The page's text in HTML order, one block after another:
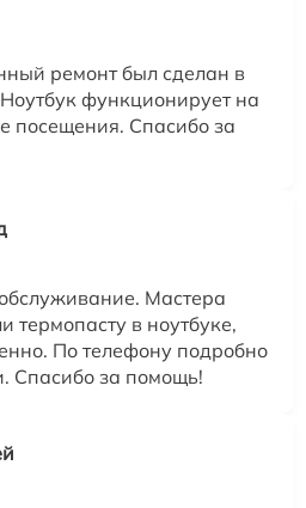
ремонт был сделан в
функционирует на
посещения. Спасибо за
Мастера
термопасту в ноутбуке,
По телефону подробно
Спасибо за помощь!